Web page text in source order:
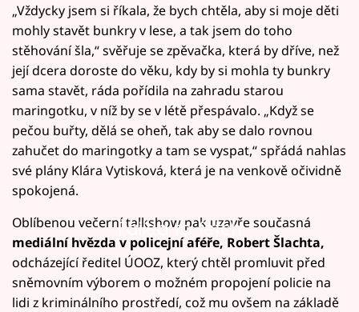
„Vždycky jsem si říkala, že bych chtěla, aby si moje děti
mohly stavět bunkry v lese, a tak jsem do toho
stěhování šla,“ svěřuje se zpěvačka, která by dříve, než
její dcera doroste do věku, kdy by si mohla ty bunkry
sama stavět, ráda pořídila na zahradu starou
maringotku, v níž by se v létě přespávalo. „Když se
pečou buřty, dělá se oheň, tak aby se dalo rovnou
zahučet do maringotky a tam se vyspat,“ spřádá nahlas
své plány Klára Vytisková, která je na venkově očividně
spokojená.
Failed to fetch
Oblíbenou večerní talkshow pak uzavře současná
mediální hvězda v policejní aféře, Robert Šlachta,
odcházející ředitel ÚOOZ, který chtěl promluvit před
sněmovním výborem o možném propojení policie na
lidi z kriminálního prostředí, což mu ovšem na základě